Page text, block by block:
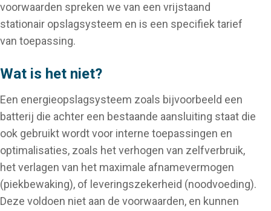
voorwaarden spreken we van een vrijstaand
stationair opslagsysteem en is een specifiek tarief
van toepassing.
Wat is het niet?
Een energieopslagsysteem zoals bijvoorbeeld een
batterij die achter een bestaande aansluiting staat die
ook gebruikt wordt voor interne toepassingen en
optimalisaties, zoals het verhogen van zelfverbruik,
het verlagen van het maximale afnamevermogen
(piekbewaking), of leveringszekerheid (noodvoeding).
Deze voldoen niet aan de voorwaarden, en kunnen